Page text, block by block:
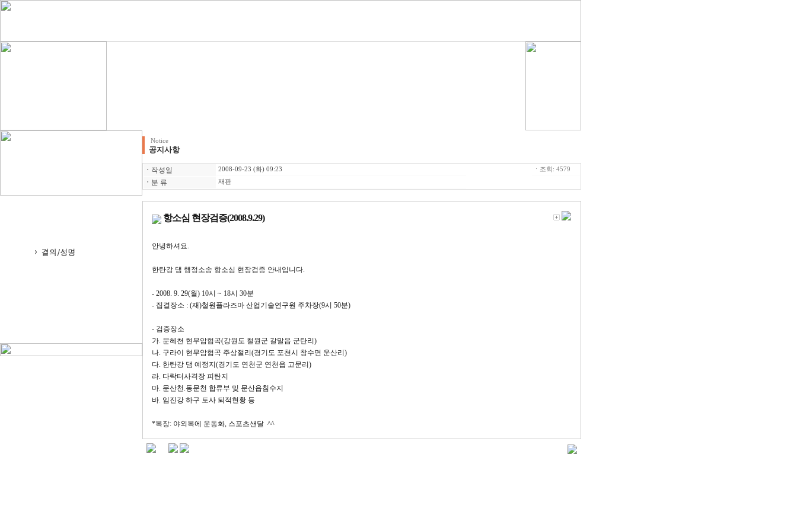
Notice
공지사항
ㆍ 작성일 2008-09-23 (화) 09:23
ㆍ 분 류 재판
ㆍ조회: 4579
항소심 현장검증(2008.9.29)
안녕하셔요.
한탄강 댐 행정소송 항소심 현장검증 안내입니다.
- 2008. 9. 29(월) 10시 ~ 18시 30분
- 집결장소 : (재)철원플라즈마 산업기술연구원 주차장(9시 50분)
- 검증장소
가. 문혜천 현무암협곡(강원도 철원군 갈말읍 군탄리)
나. 구라이 현무암협곡 주상절리(경기도 포천시 창수면 운산리)
다. 한탄강 댐 예정지(경기도 연천군 연천읍 고문리)
라. 다락터사격장 피탄지
마. 문산천.동문천 합류부 및 문산읍침수지
바. 임진강 하구 토사 퇴적현황 등
*복장: 야외복에 운동화, 스포츠샌달 ^^